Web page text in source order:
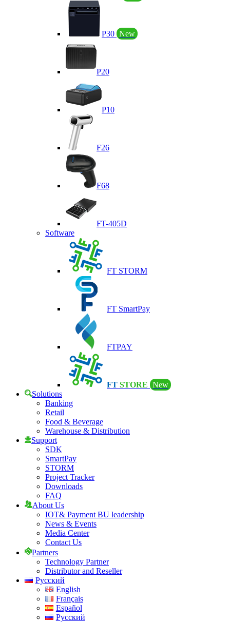
P30 New
P20
P10
F26
F68
FT-405D
Software
FT STORM
FT SmartPay
FTPAY
FT STORE New
Solutions
Banking
Retail
Food & Beverage
Warehouse & Distribution
Support
SDK
SmartPay
STORM
Project Tracker
Downloads
FAQ
About Us
IOT& Payment BU leadership
News & Events
Media Center
Contact Us
Partners
Technology Partner
Distributor and Reseller
Русский
English
Français
Español
Русский